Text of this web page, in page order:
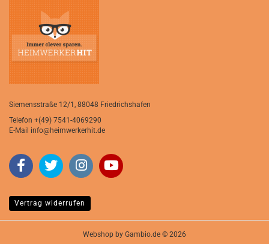
Siemensstraße 12/1, 88048 Friedrichshafen
Telefon +(49) 7541-4069290
E-Mail info@heimwerkerhit.de
Vertrag widerrufen
Webshop by Gambio.de © 2026